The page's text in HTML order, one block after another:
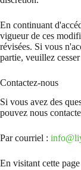
En continuant
vigueur de ces
révisées. Si vous
partie, veuillez
Contactez-nous
Si vous avez des
pouvez nous
Par courriel :
En visitant cette